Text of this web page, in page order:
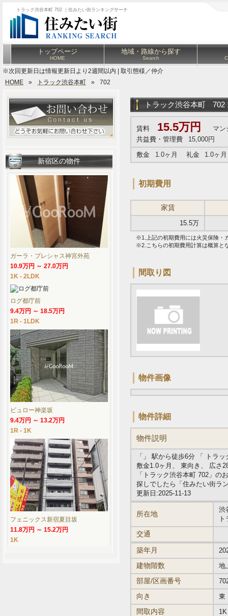
トラック渋谷本町 702 ｜住みたい街ランキングサーチ
トップページ
HOME
地域・路線から探す
Search
※次回更新日は情報更新日より2週間以内 | 取引態様／仲介
HOME
» トラック渋谷本町 » 702
トラック渋谷本町 702
賃料 15.5万円
マン
共益費・管理費
15,000円
敷金
1.0ヶ月 礼金 1.0ヶ月
初期費用
家賃
15.5万
※1.上記の初期費用には火災保険・
※2.こちらの初期費用計算は概算と
間取り図
物件画像
物件詳細
物件説明
「」 駅から徒歩6分 「 トラ
敷金1.0ヶ月、 東向き、 広さ
「トラック渋谷本町 702」の
探しでしたら「住みたい街ラ
更新日:2025-11-13
所在地
渋
交通
築年月
建物階数 地
部屋/区画番号
向き 東
間取内容 1K
新宿区の物件
ガーラ・プレシャス神宮外苑
10.9万円 ～ 27.0万円
1K - 2LDK
ログ都庁前
9.4万円 ～ 18.5万円
1R - 1LDK
ビュロー神楽坂
9.4万円 ～ 13.2万円
1R - 1K
フェニックス新宿夏目坂
11.8万円 ～ 15.2万円
1K